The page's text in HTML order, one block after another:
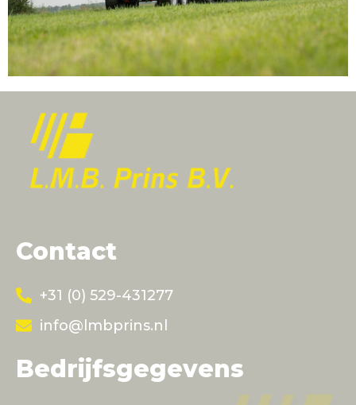
Contact
+31 (0) 529-431277
info@lmbprins.nl
Bedrijfsgegevens